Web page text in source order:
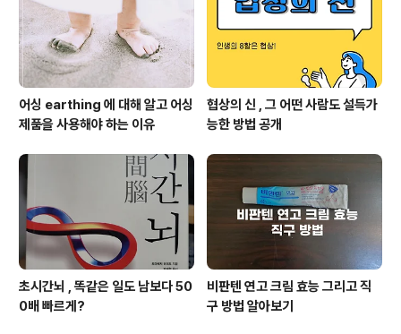
신용대출도 축소되고 있습니다. 1억 원 이하 신용대출 한도
가 이전에는 '연봉의 2배'였으나 금감원이 '..
어싱 earthing 에 대해 알고 어싱
제품을 사용해야 하는 이유
협상의 신 , 그 어떤 사람도 설득가
능한 방법 공개
초시간뇌 , 똑같은 일도 남보다 50
0배 빠르게?
비판텐 연고 크림 효능 그리고 직
구 방법 알아보기